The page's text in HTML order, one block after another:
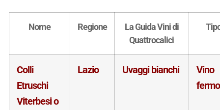
Nome Regione
La Guida Vini di
Quattrocalici
Colli
Etruschi
Viterbesi o
Lazio Uvaggi bianchi
Vino
fermo